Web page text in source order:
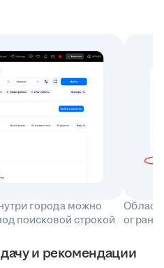
города можно
поисковой строкой
и рекомендации